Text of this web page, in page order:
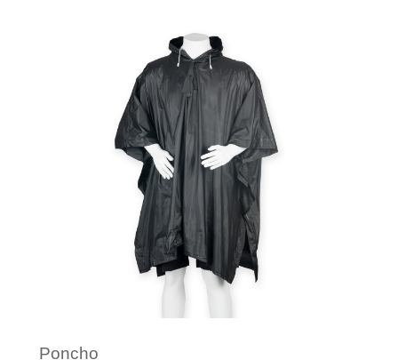
Minimale afname: 5
Poncho